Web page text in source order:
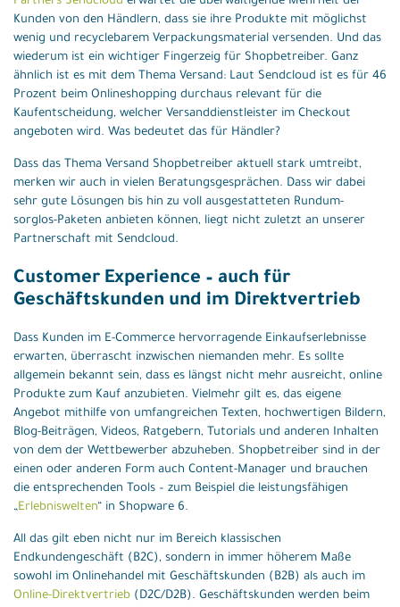
Kunden von den Händlern, dass sie ihre Produkte mit möglichst
wenig und recyclebarem Verpackungsmaterial versenden. Und das
wiederum ist ein wichtiger Fingerzeig für Shopbetreiber. Ganz
ähnlich ist es mit dem Thema Versand: Laut Sendcloud ist es für 46
Prozent beim Onlineshopping durchaus relevant für die
Kaufentscheidung, welcher Versanddienstleister im Checkout
angeboten wird. Was bedeutet das für Händler?
Dass das Thema Versand Shopbetreiber aktuell stark umtreibt,
merken wir auch in vielen Beratungsgesprächen. Dass wir dabei
sehr gute Lösungen bis hin zu voll ausgestatteten Rundum-
sorglos-Paketen anbieten können, liegt nicht zuletzt an unserer
Partnerschaft mit Sendcloud.
Customer Experience – auch für
Geschäftskunden und im Direktvertrieb
Dass Kunden im E-Commerce hervorragende Einkaufserlebnisse
erwarten, überrascht inzwischen niemanden mehr. Es sollte
allgemein bekannt sein, dass es längst nicht mehr ausreicht, online
Produkte zum Kauf anzubieten. Vielmehr gilt es, das eigene
Angebot mithilfe von umfangreichen Texten, hochwertigen Bildern,
Blog-Beiträgen, Videos, Ratgebern, Tutorials und anderen Inhalten
von dem der Wettbewerber abzuheben. Shopbetreiber sind in der
einen oder anderen Form auch Content-Manager und brauchen
die entsprechenden Tools – zum Beispiel die leistungsfähigen
„Erlebniswelten“ in Shopware 6.
All das gilt eben nicht nur im Bereich klassischen
Endkundengeschäft (B2C), sondern in immer höherem Maße
sowohl im Onlinehandel mit Geschäftskunden (B2B) als auch im
Online-Direktvertrieb (D2C/D2B). Geschäftskunden werden beim